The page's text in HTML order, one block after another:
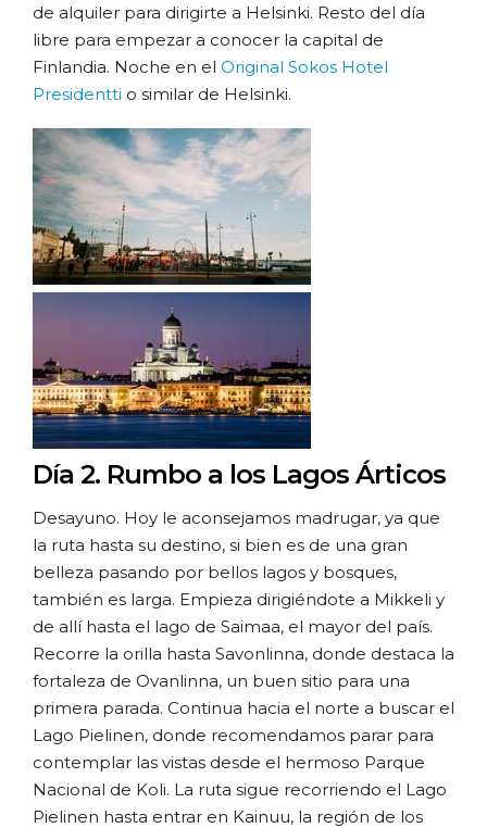
de alquiler para dirigirte a Helsinki. Resto del día
libre para empezar a conocer la capital de
Finlandia. Noche en el Original Sokos Hotel
Presidentti o similar de Helsinki.
Día 2. Rumbo a los Lagos Árticos
Desayuno. Hoy le aconsejamos madrugar, ya que
la ruta hasta su destino, si bien es de una gran
belleza pasando por bellos lagos y bosques,
también es larga. Empieza dirigiéndote a Mikkeli y
de allí hasta el lago de Saimaa, el mayor del país.
Recorre la orilla hasta Savonlinna, donde destaca la
fortaleza de Ovanlinna, un buen sitio para una
primera parada. Continua hacia el norte a buscar el
Lago Pielinen, donde recomendamos parar para
contemplar las vistas desde el hermoso Parque
Nacional de Koli. La ruta sigue recorriendo el Lago
Pielinen hasta entrar en Kainuu, la región de los